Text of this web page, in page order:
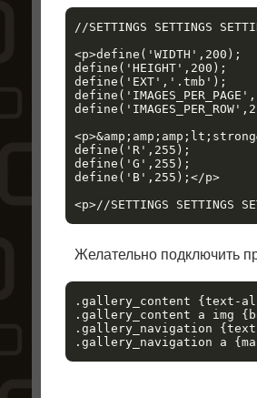
//SETTINGS SETTINGS
<p>define('WIDTH',200);
define('HEIGHT',200);
define('EXT','.tmb');
define('R',255);
define('G',255);
define('B',255);</p>
Желательно подключить
.gallery_content {text-
.gallery_content a img
.gallery_navigation